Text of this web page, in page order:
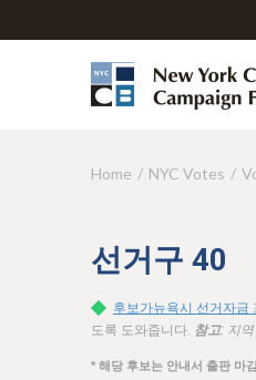
Y
u
r
e
Home NYC Votes
선거구 40
후보가뉴욕시 선거자금
도록 도와줍니다. 참고: 지
* 해당 후보는 안내서 출판 마